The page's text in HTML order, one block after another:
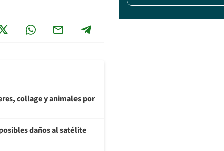
collage y animales por
daños al satélite